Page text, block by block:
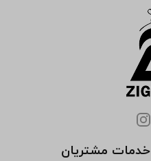
خدمات مشتریان